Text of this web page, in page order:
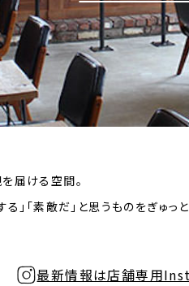
届ける空間。
る」「素敵だ」と思うものをぎゅ
最新情報は店舗専用